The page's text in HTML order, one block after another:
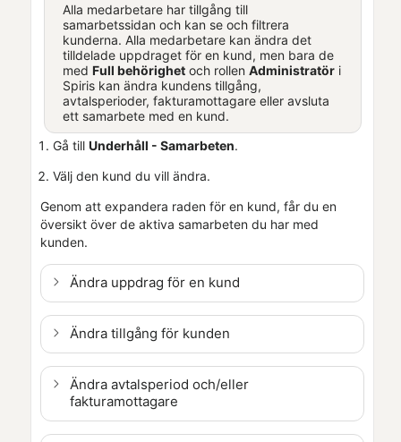
Alla medarbetare har tillgång till
samarbetssidan och kan se och filtrera
kunderna. Alla medarbetare kan ändra det
tilldelade uppdraget för en kund, men bara de
med Full behörighetoch rollen Administratöri
Spiriskan ändra kundens tillgång,
avtalsperioder, fakturamottagare eller avsluta
ett samarbete med en kund.
Gå till Underhåll - Samarbeten.
Välj den kund du vill ändra.
Genom att expandera raden för en kund, får du en
översikt över de aktiva samarbeten du har med
kunden.
Ändra uppdrag för en kund
Ändra tillgång för kunden
Ändra avtalsperiod och/eller
fakturamottagare